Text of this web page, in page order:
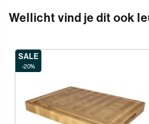
Wellicht vind je dit ook
SALE
-20%